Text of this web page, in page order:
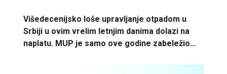
Višedecenijsko loše upravljanje otpadom u
Srbiji u ovim vrelim letnjim danima dolazi na
naplatu. MUP je samo ove godine zabeležio…